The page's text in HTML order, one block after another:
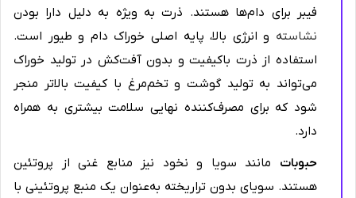
غلات
دانه‌های روغنی
مکمل‌های غذایی
فیبر برای دام‌ها هستند. ذرت به ویژه به دلیل دارا بودن
نشاسته و انرژی بالا، پایه اصلی خوراک دام و طیور است.
استفاده از ذرت باکیفیت و بدون آفت‌کش در تولید خوراک
می‌تواند به تولید گوشت و تخم‌مرغ با کیفیت بالاتر منجر
شود که برای مصرف‌کننده نهایی سلامت بیشتری به همراه
دارد.
حبوبات مانند سویا و نخود نیز منابع غنی از پروتئین
هستند. سویای بدون تراریخته به‌عنوان یک منبع پروتئینی با